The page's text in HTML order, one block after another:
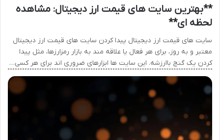
**بهترین سایت های قیمت ارز دیجیتال: مشاهده
لحظه ای**
سایت های قیمت ارز دیجیتال پیدا کردن سایت های قیمت ارز دیجیتال
معتبر و به روز، برای هر فعال یا علاقه مند به بازار رمزارزها، مثل پیدا
کردن یک گنج باارزشه. این سایت ها ابزارهای ضروری اند برای هر کسی…